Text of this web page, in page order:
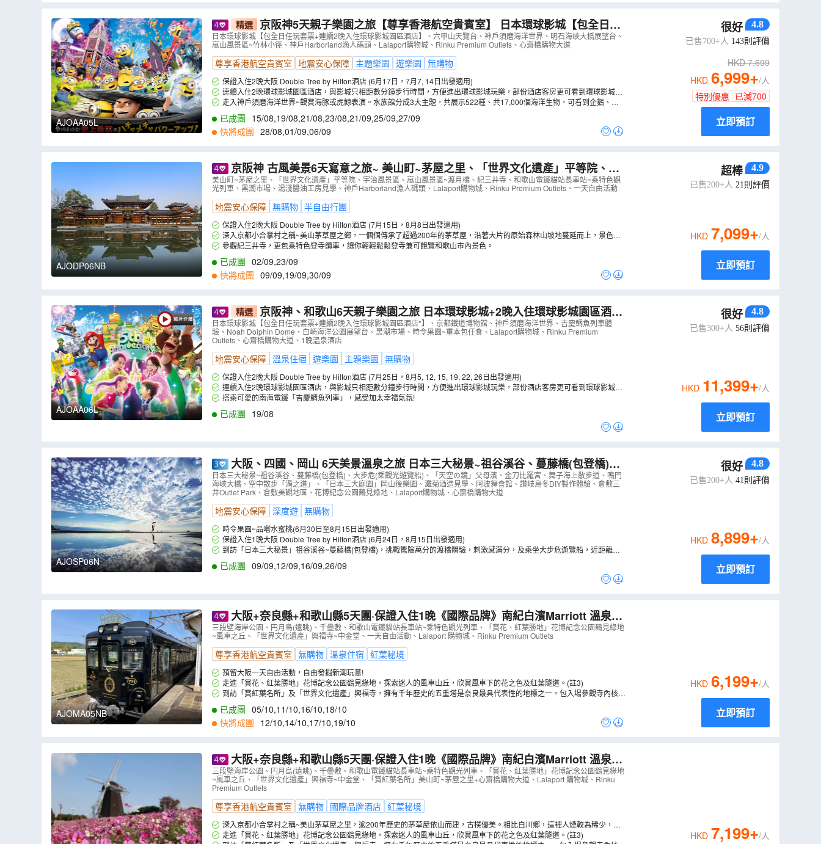
AJOAA05L
精選 京阪神5天親子樂園之旅【尊享香港航空貴賓室】 日本環球影城【包全日任
玩套票+連續2晚入住環球影城園區酒店】、六甲山天覽台、神戶須磨海洋世界、嵐山
風景區~竹林小徑（AJOAA05L）
日本環球影城【包全日任玩套票+連續2晚入住環球影城園區酒店】、六甲山天覽台、神戶須磨海洋世界、明石海峽大橋展望台、
嵐山風景區~竹林小徑、神戶Harborland漁人碼頭、Lalaport購物城、Rinku Premium Outlets、心齋橋購物大道
尊享香港航空貴賓室 地震安心保障 主題樂園 遊樂園 無購物
保證入住2晚大阪 Double Tree by Hilton酒店 (6月17日，7月7, 14日出發適用)
連續入住2晚環球影城園區酒店，與影城只相距數分鐘步行時間，方便進出環球影城玩樂，部份酒店客房更可看到環球影城景
色。走入神戶須磨海洋世界~觀賞海豚或虎鯨表演。水族館分成3大主題，共展示522種、共17,000個海洋生物，可看到企鵝、海
龜、海獅、水母等物種。
已成團 15/08,19/08,21/08,23/08,21/09,25/09,27/09
快將成團 28/08,01/09,06/09
很好 4.8
已售700+人 143則評價
HKD7,699
HKD 6,999+/人
特別優惠 已減700
立即預訂
AJODP06NB
京阪神 古風美景6天寫意之旅~ 美山町~茅屋之里、「世界文化遺產」平等院、嵐
山風景區~渡月橋、紀三井寺、和歌山電鐵貓站長車站~乘特色觀光列車（AJODP06N
B）
美山町~茅屋之里、「世界文化遺產」平等院、宇治風景區、嵐山風景區~渡月橋、紀三井寺、和歌山電鐵貓站長車站~乘特色觀
光列車、黑潮市場、湯淺醬油工房見學、神戶Harborland漁人碼頭、Lalaport購物城、Rinku Premium Outlets、一天自由活動
地震安心保障 無購物 半自由行團
保證入住2晚大阪 Double Tree by Hilton酒店 (7月15日，8月8日出發適用)
深入京都小合掌村之稱~美山茅草屋之鄉，一個個傳承了超過200年的茅草屋，沿著大片的原始森林山坡地蔓延而上，景色優
美，洋溢著古樸情調。相比白川鄉的合掌村，這裡人煙較稀少，有如與世隔絕般地寧靜。
參觀紀三井寺，更包乘特色登寺纜車，讓你輕輕鬆鬆登寺兼可飽覽和歌山市內景色。
已成團 02/09,23/09
快將成團 09/09,19/09,30/09
超棒 4.9
已售200+人 21則評價
HKD 7,099+/人
立即預訂
AJOAA06L
精選 京阪神、和歌山6天親子樂園之旅 日本環球影城+2晚入住環球影城園區酒店
*、京都鐵道博物館、神戶須磨海洋世界、吉慶鯛魚列車體驗（AJOAA06L）
日本環球影城【包全日任玩套票+連續2晚入住環球影城園區酒店*】、京都鐵道博物館、神戶須磨海洋世界、吉慶鯛魚列車體
驗、Noah Dolphin Dome、白崎海洋公園展望台、黑潮市場、時令果園~重本包任食、Lalaport購物城、Rinku Premium
Outlets、心齋橋購物大道、1晚溫泉酒店
地震安心保障 溫泉住宿 遊樂園 主題樂園 無購物
保證入住2晚大阪 Double Tree by Hilton酒店 (7月25日，8月5, 12, 15, 19, 22, 26日出發適用)
連續入住2晚環球影城園區酒店，與影城只相距數分鐘步行時間，方便進出環球影城玩樂，部份酒店客房更可看到環球影城景
色。(註2)
搭乘可愛的南海電鐵「吉慶鯛魚列車」，感受加太幸福氣氛!
已成團 19/08
很好 4.8
已售300+人 56則評價
HKD 11,399+/人
立即預訂
AJOSP06N
大阪、四國、岡山 6天美景溫泉之旅 日本三大秘景~祖谷溪谷、蔓藤橋(包登橋)、
大步危(乘觀光遊覽船)、「天空の鏡」父母濱、金刀比羅宮、舞子海上散步道、鳴門
海峽大橋、空中散步「渦之道」（AJOSP06N）
日本三大秘景~祖谷溪谷、蔓藤橋(包登橋)、大步危(乘觀光遊覽船)、「天空の鏡」父母濱、金刀比羅宮、舞子海上散步道、鳴門
海峽大橋、空中散步「渦之道」、「日本三大庭園」岡山後樂園、灘菊酒造見學、阿波舞會館、讚岐烏冬DIY製作體驗、倉敷三
井Outlet Park、倉敷美觀地區、花博紀念公園鶴見綠地、Lalaport購物城、心齋橋購物大道
地震安心保障 深度遊 無購物
時令果園~品嚐水蜜桃(6月30日至8月15日出發適用)
保證入住1晚大阪 Double Tree by Hilton酒店 (6月24日，8月15日出發適用)
到訪「日本三大秘景」祖谷溪谷~蔓藤橋(包登橋)，挑戰驚險萬分的渡橋體驗，刺激感滿分，及乘坐大步危遊覽船，近距離欣
賞大步危峽的溪谷之美。
已成團 09/09,12/09,16/09,26/09
很好 4.8
已售200+人 41則評價
HKD 8,899+/人
立即預訂
AJOMA05NB
大阪+奈良縣+和歌山縣5天團·保證入住1晚《國際品牌》南紀白濱Marriott 溫泉酒
店、「世界文化遺產」興福寺~中金堂、「賞花、紅葉勝地」花博記念公園鶴見綠地~
風車之丘 （AJOMA05NB）
三段壁海岸公園、円月島(遠眺)、千疊敷、和歌山電鐵貓站長車站~乘特色觀光列車、「賞花、紅葉勝地」花博記念公園鶴見綠地
~風車之丘、「世界文化遺產」興福寺~中金堂、一天自由活動、Lalaport 購物城、Rinku Premium Outlets
尊享香港航空貴賓室 無購物 溫泉住宿 紅葉秘境
預留大阪一天自由活動，自由發掘新潮玩意!
走進「賞花、紅葉勝地」花博記念公園鶴見綠地，探索迷人的風車山丘，欣賞風車下的花之色及紅葉隧道。(註3)
到訪「賞紅葉名所」及「世界文化遺產」興福寺，擁有千年歷史的五重塔是奈良最具代表性的地標之一。包入場參觀寺內核心
殿堂「中金堂」，廟內供奉主佛釋迦牟尼佛坐像。及打卡奈良八景之一的猿澤池，一睹五層塔倒映在水中，與周圍的紅葉相映成
趣的畫面。(註3)
已成團 05/10,11/10,16/10,18/10
快將成團 12/10,14/10,17/10,19/10
HKD 6,199+/人
立即預訂
大阪+奈良縣+和歌山縣5天團·保證入住1晚《國際品牌》南紀白濱Marriott 溫泉酒
店、「世界文化遺產」興福寺~中金堂、「賞紅葉名所」美山町~茅屋之里（AJOMA0
5NE）
三段壁海岸公園、円月島(遠眺)、千疊敷、和歌山電鐵貓站長車站~乘特色觀光列車、「賞花、紅葉勝地」花博記念公園鶴見綠地
~風車之丘、「世界文化遺產」興福寺~中金堂、「賞紅葉名所」美山町~茅屋之里+心齋橋購物大道、Lalaport 購物城、Rinku
Premium Outlets
尊享香港航空貴賓室 無購物 國際品牌酒店 紅葉秘境
深入京都小合掌村之稱~美山茅草屋之里，逾200年歷史的茅草屋依山而建，古樸優美。相比白川鄉，這裡人煙較為稀少，散
發著宛如與世隔絕般的寧靜氛圍。每年11月中下旬迎來賞楓佳期，傳統茅葺屋與絢爛楓紅交織出獨特的迷人風情! (註3)
走進「賞花、紅葉勝地」花博記念公園鶴見綠地，探索迷人的風車山丘，欣賞風車下的花之色及紅葉隧道。(註3)
HKD 7,199+/人